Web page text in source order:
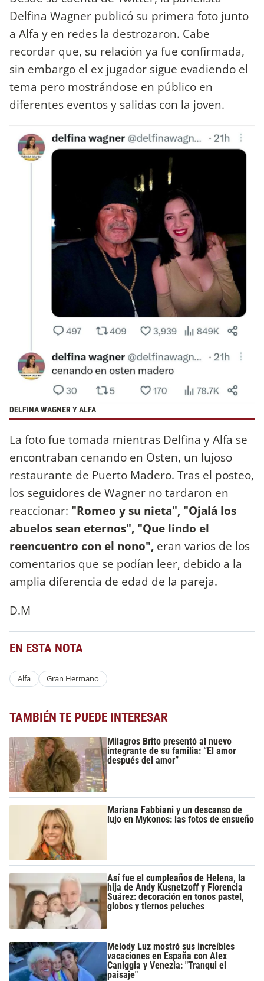
Delfina Wagner publicó su primera foto junto
a Alfa y en redes la destrozaron. Cabe
recordar que, su relación ya fue confirmada,
sin embargo el ex jugador sigue evadiendo el
tema pero mostrándose en público en
diferentes eventos y salidas con la joven.
DELFINA WAGNER Y ALFA
La foto fue tomada mientras Delfina y Alfa se
encontraban cenando en Osten, un lujoso
restaurante de Puerto Madero. Tras el posteo,
los seguidores de Wagner no tardaron en
reaccionar: "Romeo y su nieta", "Ojalá los
abuelos sean eternos", "Que lindo el
reencuentro con el nono", eran varios de los
comentarios que se podían leer, debido a la
amplia diferencia de edad de la pareja.
D.M
EN ESTA NOTA
Alfa Gran Hermano
TAMBIÉN TE PUEDE INTERESAR
Milagros Brito presentó al nuevo
integrante de su familia: “El amor
después del amor”
Mariana Fabbiani y un descanso de
lujo en Mykonos: las fotos de ensueño
Así fue el cumpleaños de Helena, la
hija de Andy Kusnetzoff y Florencia
Suárez: decoración en tonos pastel,
globos y tiernos peluches
Melody Luz mostró sus increíbles
vacaciones en España con Alex
Caniggia y Venezia: "Tranqui el
paisaje"